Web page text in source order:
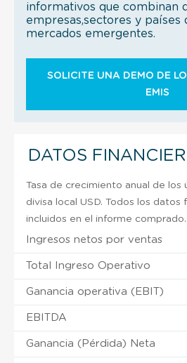
informativos que combinan
empresas,sectores y países
mercados emergentes.
SOLICITE UNA DEMO DE
EMIS
DATOS
Tasa de crecimiento anual de los
divisa local USD. Todos los datos
incluidos en el informe comprado.
Ingresos netos por ventas
Total Ingreso Operativo
Ganancia operativa (EBIT)
EBITDA
Ganancia (Pérdida) Neta